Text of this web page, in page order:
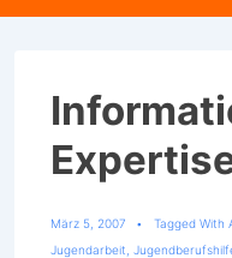
März 5, 2007 Tagged With
Jugendarbeit